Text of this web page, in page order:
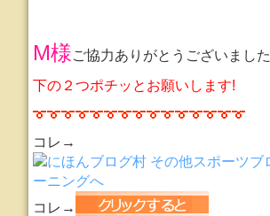
M様ご協力ありがとうございました
下の２つポチッとお願いします!
コレ→
コレ→